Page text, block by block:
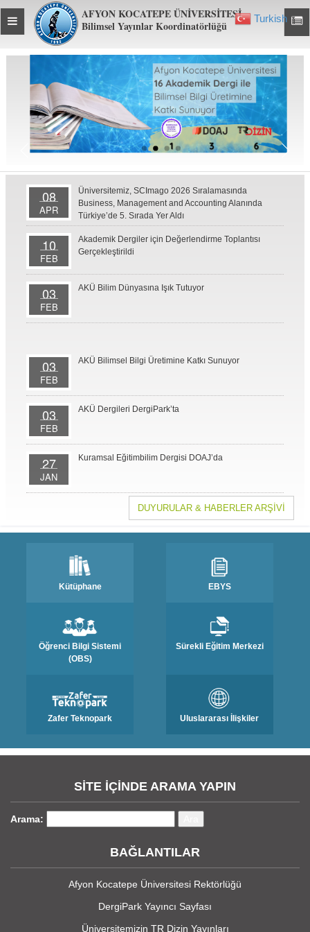
AFYON KOCATEPE ÜNİVERSİTESİ
Bilimsel Yayınlar Koordinatörlüğü
Toggle
global
navigation
Turkish ▼
08
APR
Üniversitemiz, SCImago 2026 Sıralamasında
Business, Management and Accounting Alanında
Türkiye’de 5. Sırada Yer Aldı
10
FEB
Akademik Dergiler için Değerlendirme Toplantısı
Gerçekleştirildi
03
FEB
AKÜ Bilim Dünyasına Işık Tutuyor
03
FEB
AKÜ Bilimsel Bilgi Üretimine Katkı Sunuyor
03
FEB
AKÜ Dergileri DergiPark’ta
27
JAN
Kuramsal Eğitimbilim Dergisi DOAJ’da
DUYURULAR & HABERLER ARŞİVİ
Kütüphane EBYS
Öğrenci Bilgi Sistemi
(OBS)
Sürekli Eğitim Merkezi
Zafer Teknopark Uluslararası İlişkiler
SİTE İÇİNDE ARAMA YAPIN
Arama:
BAĞLANTILAR
Afyon Kocatepe Üniversitesi Rektörlüğü
DergiPark Yayıncı Sayfası
Üniversitemizin TR Dizin Yayınları